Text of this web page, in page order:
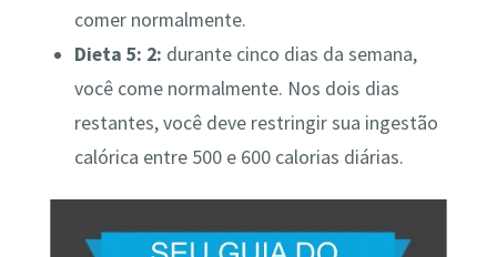
comer normalmente.
Dieta 5: 2: durante cinco dias da semana,
você come normalmente. Nos dois dias
restantes, você deve restringir sua ingestão
calórica entre 500 e 600 calorias diárias.